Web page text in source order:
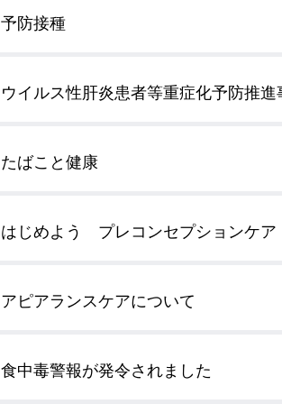
予防接種
ウイルス性肝炎患者等重症化予防推進
たばこと健康
はじめよう プレコンセプションケア
アピアランスケアについて
食中毒警報が発令されました